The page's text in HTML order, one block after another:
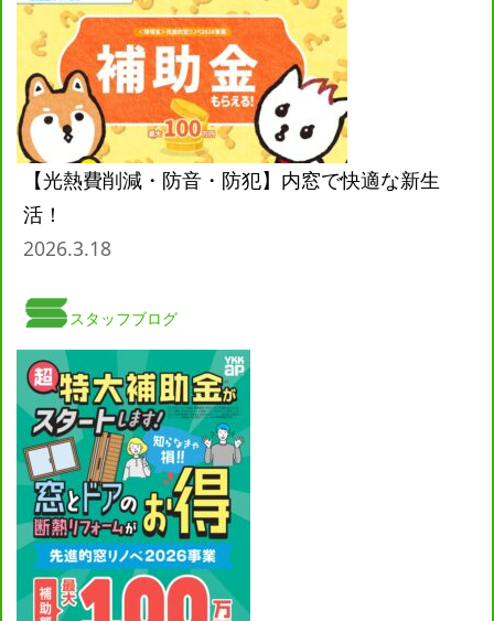
【光熱費削減・防音・防犯】内窓で快適な新生
活！
2026.3.18
スタッフブログ